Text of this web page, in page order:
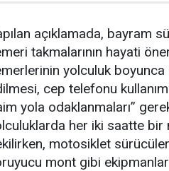
açıklamada, bayram
takmalarının hayati
yolculuk boyunca
cep telefonu
yola odaklanmaları”
her iki saatte
motosiklet
mont gibi